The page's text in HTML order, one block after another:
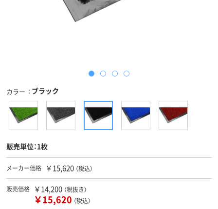
カラー ブラック
販売単位：1枚
メーカー価格 ￥15,620 （税込）
販売価格 ￥14,200 （税抜き）
￥15,620 （税込）